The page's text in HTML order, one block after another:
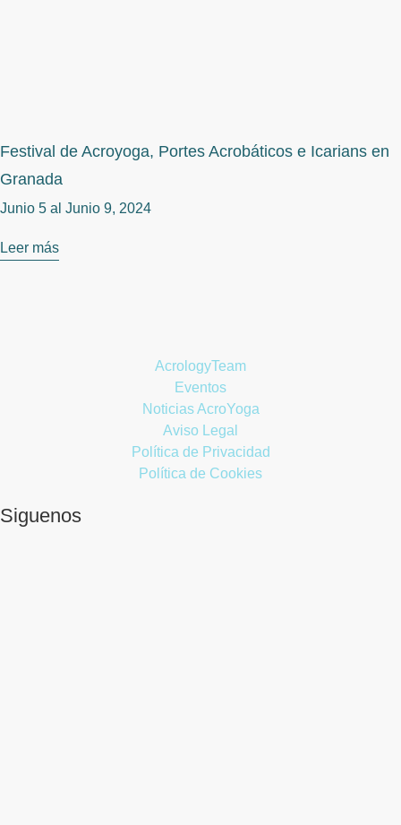
Festival de Acroyoga, Portes Acrobáticos e Icarians en
Granada
Junio 5 al Junio 9, 2024
Leer más
AcrologyTeam
Eventos
Noticias AcroYoga
Aviso Legal
Política de Privacidad
Política de Cookies
Siguenos